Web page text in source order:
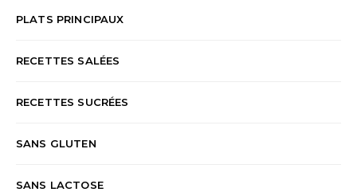
PLATS PRINCIPAUX
RECETTES SALÉES
RECETTES SUCRÉES
SANS GLUTEN
SANS LACTOSE